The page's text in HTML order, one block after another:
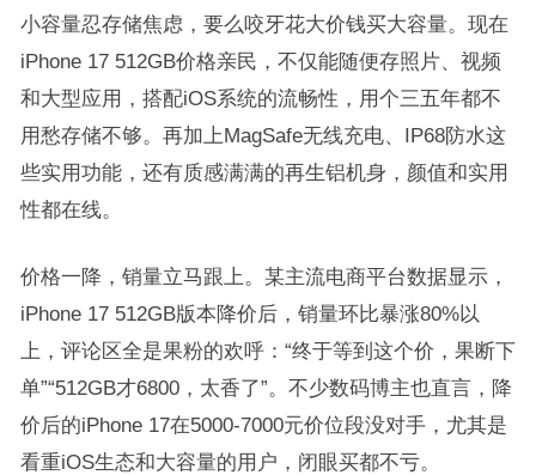
小容量忍存储焦虑，要么咬牙花大价钱买大容量。现在
iPhone 17 512GB价格亲民，不仅能随便存照片、视频
和大型应用，搭配iOS系统的流畅性，用个三五年都不
用愁存储不够。再加上MagSafe无线充电、IP68防水这
些实用功能，还有质感满满的再生铝机身，颜值和实用
性都在线。
价格一降，销量立马跟上。某主流电商平台数据显示，
iPhone 17 512GB版本降价后，销量环比暴涨80%以
上，评论区全是果粉的欢呼：“终于等到这个价，果断下
单”“512GB才6800，太香了”。不少数码博主也直言，降
价后的iPhone 17在5000-7000元价位段没对手，尤其是
看重iOS生态和大容量的用户，闭眼买都不亏。